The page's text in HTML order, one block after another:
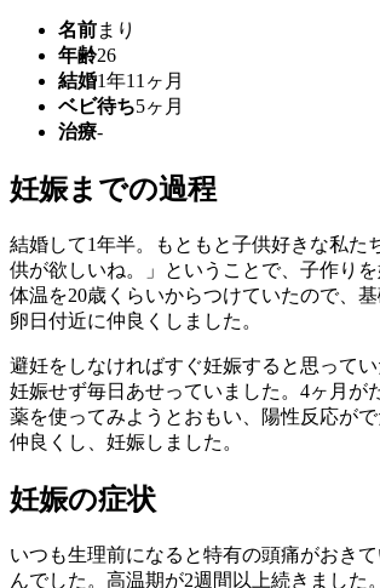
名前まり
年齢26
結婚1年11ヶ月
ベビ待ち5ヶ月
治療-
妊娠までの過程
結婚して1年半。もともと子供好きな私た
供が欲しいね。」ということで、子作り
体温を20歳くらいからつけていたので、
卵日付近に仲良くしました。
避妊をしなければすぐ妊娠すると思って
妊娠せず毎日あせっていました。4ヶ月が
薬を使ってみようとおもい、陽性反応が
仲良くし、妊娠しました。
妊娠の症状
いつも生理前になると特有の頭痛がおき
んでした。高温期が2週間以上続きました。